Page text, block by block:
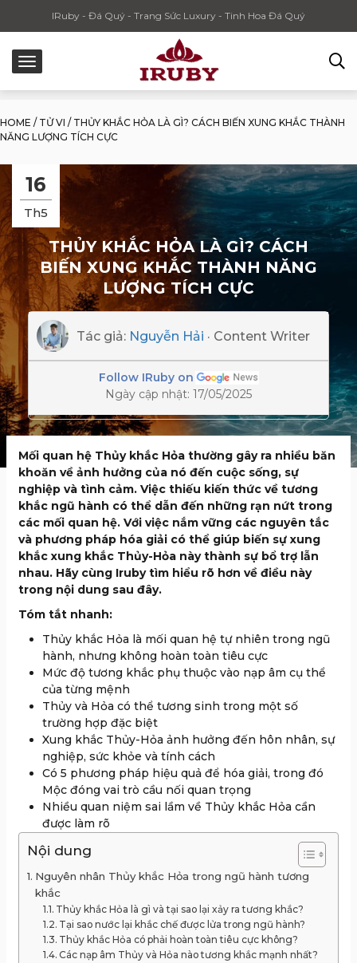
IRuby - Đá Quý - Trang Sức Luxury - Tinh Hoa Đá Quý
HOME / TỬ VI / THỦY KHẮC HỎA LÀ GÌ? CÁCH BIẾN XUNG KHẮC THÀNH
NĂNG LƯỢNG TÍCH CỰC
16
Th5
THỦY KHẮC HỎA LÀ GÌ? CÁCH
BIẾN XUNG KHẮC THÀNH NĂNG
LƯỢNG TÍCH CỰC
Tác giả: Nguyễn Hải · Content Writer
Follow IRuby on
Ngày cập nhật: 17/05/2025
Mối quan hệ Thủy khắc Hỏa thường gây ra nhiều băn
khoăn về ảnh hưởng của nó đến cuộc sống, sự
nghiệp và tình cảm. Việc thiếu kiến thức về tương
khắc ngũ hành có thể dẫn đến những rạn nứt trong
các mối quan hệ. Với việc nắm vững các nguyên tắc
và phương pháp hóa giải có thể giúp biến sự xung
khắc xung khắc Thủy-Hỏa này thành sự bổ trợ lẫn
nhau. Hãy cùng Iruby tìm hiểu rõ hơn về điều này
trong nội dung sau đây.
Tóm tắt nhanh:
Thủy khắc Hỏa là mối quan hệ tự nhiên trong ngũ
hành, nhưng không hoàn toàn tiêu cực
Mức độ tương khắc phụ thuộc vào nạp âm cụ thể
của từng mệnh
Thủy và Hỏa có thể tương sinh trong một số
trường hợp đặc biệt
Xung khắc Thủy-Hỏa ảnh hưởng đến hôn nhân, sự
nghiệp, sức khỏe và tính cách
Có 5 phương pháp hiệu quả để hóa giải, trong đó
Mộc đóng vai trò cầu nối quan trọng
Nhiều quan niệm sai lầm về Thủy khắc Hỏa cần
được làm rõ
Nội dung
Nguyên nhân Thủy khắc Hỏa trong ngũ hành tương
khắc
Thủy khắc Hỏa là gì và tại sao lại xảy ra tương khắc?
Tại sao nước lại khắc chế được lửa trong ngũ hành?
Thủy khắc Hỏa có phải hoàn toàn tiêu cực không?
Các nạp âm Thủy và Hỏa nào tương khắc mạnh nhất?